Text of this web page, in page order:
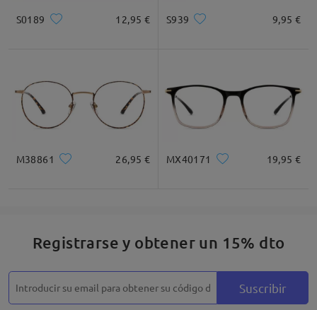
S0189 12,95 € S939 9,95 €
M38861 26,95 € MX40171 19,95 €
Registrarse y obtener un 15% dto
Suscribir